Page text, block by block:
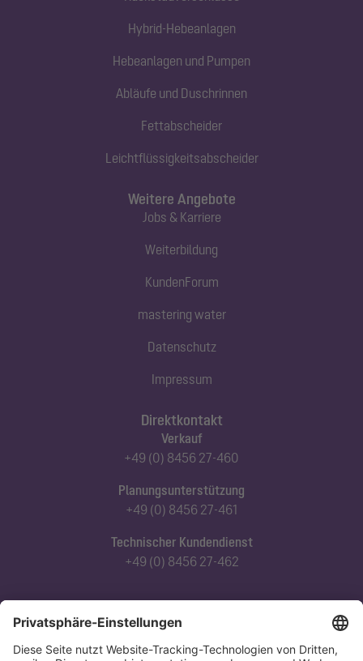
Hybrid-Hebeanlagen
Hebeanlagen und Pumpen
Abläufe und Duschrinnen
Fettabscheider
Leichtflüssigkeitsabscheider
Direktkontakt
Verkauf
+49 (0) 8456 27-460
Planungsunterstützung
+49 (0) 8456 27-461
Technischer Kundendienst
+49 (0) 8456 27-462
Abonnieren Sie unseren Newsletter
Jetzt anmelden
Weitere Angebote
Jobs & Karriere
Weiterbildung
KundenForum
mastering water
Datenschutz
Impressum